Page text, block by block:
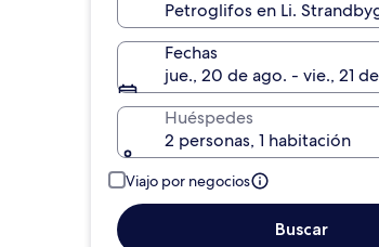
Fechas
jue., 20 de ago. - vie., 21
Huéspedes
2 personas, 1 habitación
Viajo por negocios
Buscar